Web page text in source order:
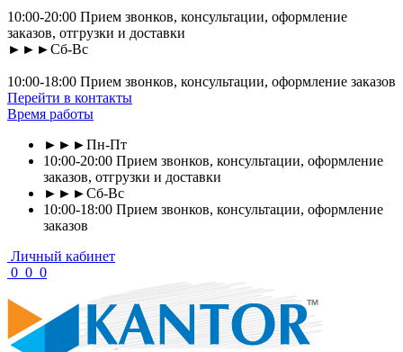
10:00-20:00 Прием звонков, консультации, оформление
заказов, отгрузки и доставки
►►►Сб-Вс
10:00-18:00 Прием звонков, консультации, оформление заказов
Перейти в контакты
Время работы
►►►Пн-Пт
10:00-20:00 Прием звонков, консультации, оформление
заказов, отгрузки и доставки
►►►Сб-Вс
10:00-18:00 Прием звонков, консультации, оформление
заказов
Личный кабинет
0 0 0